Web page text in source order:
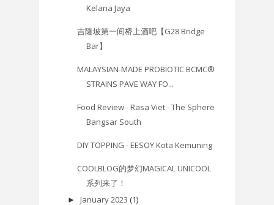
Kelana Jaya
吉隆坡第一间桥上酒吧【G28 Bridge
Bar】
MALAYSIAN-MADE PROBIOTIC BCMC®
STRAINS PAVE WAY FO...
Food Review - Rasa Viet - The Sphere
Bangsar South
DIY TOPPING - EESOY Kota Kemuning
COOLBLOG的梦幻MAGICAL UNICOOL
系列来了！
► January 2023 (1)